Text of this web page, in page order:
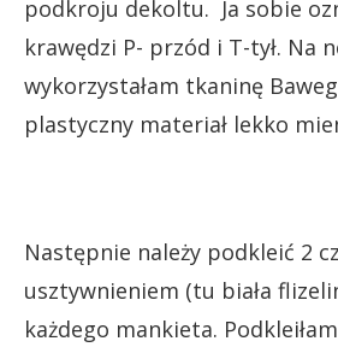
podkroju dekoltu. Ja sobie
krawędzi P- przód i T-tył. Na
wykorzystałam tkaninę
plastyczny materiał lekko
Następnie należy podkleić 2
usztywnieniem (tu biała
każdego mankieta.